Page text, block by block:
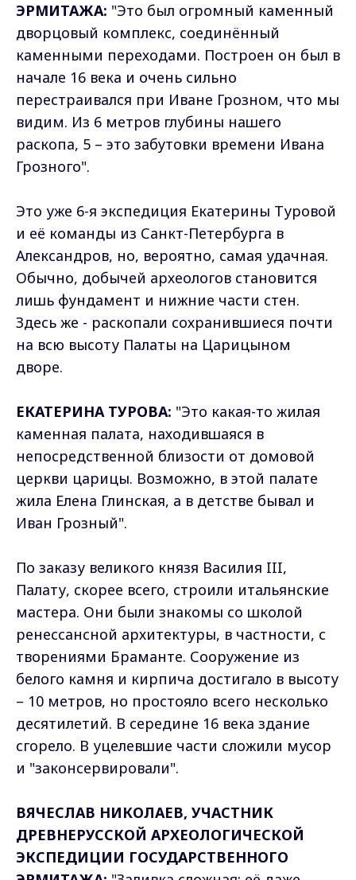
ЭРМИТАЖА: "Это был огромный каменный
дворцовый комплекс, соединённый
каменными переходами. Построен он был в
начале 16 века и очень сильно
перестраивался при Иване Грозном, что мы
видим. Из 6 метров глубины нашего
раскопа, 5 – это забутовки времени Ивана
Грозного".
Это уже 6-я экспедиция Екатерины Туровой
и её команды из Санкт-Петербурга в
Александров, но, вероятно, самая удачная.
Обычно, добычей археологов становится
лишь фундамент и нижние части стен.
Здесь же - раскопали сохранившиеся почти
на всю высоту Палаты на Царицыном
дворе.
ЕКАТЕРИНА ТУРОВА: "Это какая-то жилая
каменная палата, находившаяся в
непосредственной близости от домовой
церкви царицы. Возможно, в этой палате
жила Елена Глинская, а в детстве бывал и
Иван Грозный".
По заказу великого князя Василия III,
Палату, скорее всего, строили итальянские
мастера. Они были знакомы со школой
ренессансной архитектуры, в частности, с
творениями Браманте. Сооружение из
белого камня и кирпича достигало в высоту
– 10 метров, но простояло всего несколько
десятилетий. В середине 16 века здание
сгорело. В уцелевшие части сложили мусор
и "законсервировали".
ВЯЧЕСЛАВ НИКОЛАЕВ, УЧАСТНИК
ДРЕВНЕРУССКОЙ АРХЕОЛОГИЧЕСКОЙ
ЭКСПЕДИЦИИ ГОСУДАРСТВЕННОГО